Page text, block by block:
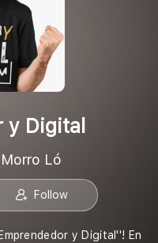
y Digital
Ló
Follow
y Digital''! En